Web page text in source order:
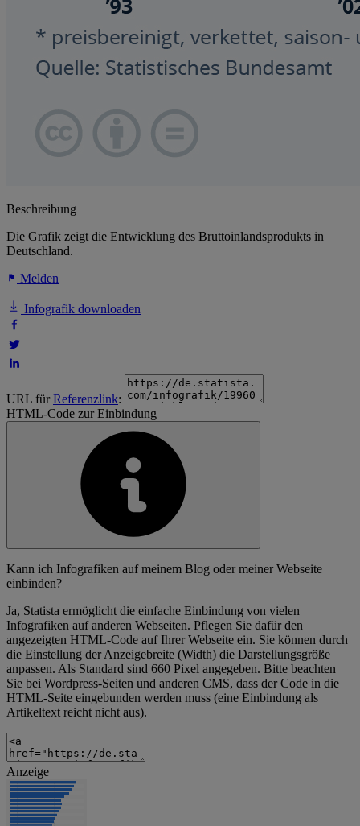
Beschreibung
Die Grafik zeigt die Entwicklung des Bruttoinlandsprodukts in
Deutschland.
Melden
Infografik downloaden
URL fürReferenzlink:
HTML-Code zur Einbindung
Kann ich Infografiken auf meinem Blog oder meiner Webseite
einbinden?
Ja, Statista ermöglicht die einfache Einbindung von vielen
Infografiken auf anderen Webseiten. Pflegen Sie dafür den
angezeigten HTML-Code auf Ihrer Webseite ein. Sie können durch
die Einstellung der Anzeigebreite (Width) die Darstellungsgröße
anpassen. Als Standard sind 660 Pixel angegeben. Bitte beachten
Sie bei Wordpress-Seiten und anderen CMS, dass der Code in die
HTML-Seite eingebunden werden muss (eine Einbindung als
Artikeltext reicht nicht aus).
Anzeige